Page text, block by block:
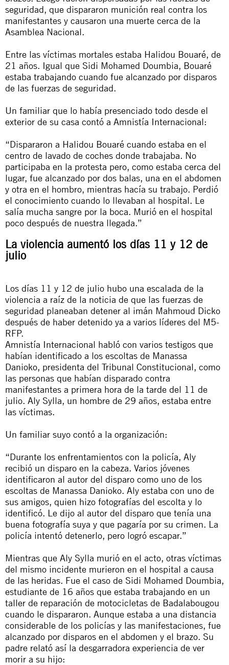
seguridad, que dispararon munición real contra los
manifestantes y causaron una muerte cerca de la
Asamblea Nacional.
Entre las víctimas mortales estaba Halidou Bouaré, de
21 años. Igual que Sidi Mohamed Doumbia, Bouaré
estaba trabajando cuando fue alcanzado por disparos
de las fuerzas de seguridad.
Un familiar que lo había presenciado todo desde el
exterior de su casa contó a Amnistía Internacional:
“Dispararon a Halidou Bouaré cuando estaba en el
centro de lavado de coches donde trabajaba. No
participaba en la protesta pero, como estaba cerca del
lugar, fue alcanzado por dos balas, una en el abdomen
y otra en el hombro, mientras hacía su trabajo. Perdió
el conocimiento cuando lo llevaban al hospital. Le
salía mucha sangre por la boca. Murió en el hospital
poco después de nuestra llegada.”
La violencia aumentó los días 11 y 12 de
julio
Los días 11 y 12 de julio hubo una escalada de la
violencia a raíz de la noticia de que las fuerzas de
seguridad planeaban detener al imán Mahmoud Dicko
después de haber detenido ya a varios líderes del M5-
RFP.
Amnistía Internacional habló con varios testigos que
habían identificado a los escoltas de Manassa
Danioko, presidenta del Tribunal Constitucional, como
las personas que habían disparado contra
manifestantes a primera hora de la tarde del 11 de
julio. Aly Sylla, un hombre de 29 años, estaba entre
las víctimas.
Un familiar suyo contó a la organización:
“Durante los enfrentamientos con la policía, Aly
recibió un disparo en la cabeza. Varios jóvenes
identificaron al autor del disparo como uno de los
escoltas de Manassa Danioko. Aly estaba con uno de
sus amigos, quien hizo fotografías del escolta y lo
identificó. Le dijo al autor del disparo que tenía una
buena fotografía suya y que pagaría por su crimen. La
policía intentó detenerlo, pero logró escapar.”
Mientras que Aly Sylla murió en el acto, otras víctimas
del mismo incidente murieron en el hospital a causa
de las heridas. Fue el caso de Sidi Mohamed Doumbia,
estudiante de 16 años que estaba trabajando en un
taller de reparación de motocicletas de Badalabougou
cuando le dispararon. Aunque estaba a una distancia
considerable de los policías y las manifestaciones, fue
alcanzado por disparos en el abdomen y el brazo. Su
padre relató así la desgarradora experiencia de ver
morir a su hijo: